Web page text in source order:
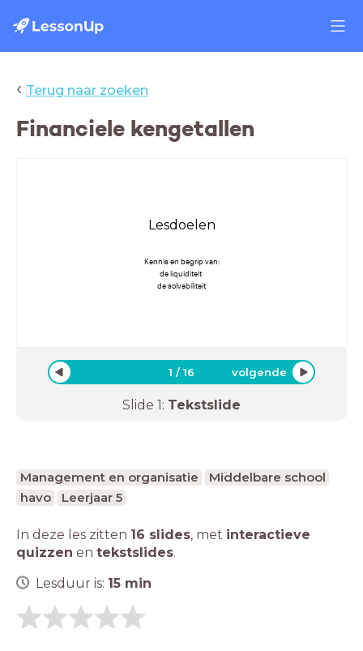
‹ Terug naar zoeken
Financiele kengetallen
Lesdoelen
Kennis en begrip van:
de liquiditeit
de solvabiliteit
1 /16 volgende
Slide 1: Tekstslide
Management en organisatie
Middelbare school
havo
Leerjaar 5
In deze les zitten 16 slides, met interactieve
quizzen en tekstslides.
Lesduur is: 15 min